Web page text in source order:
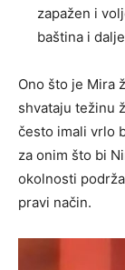
zapažen i
baština i
Ono što je Mira
shvataju težinu
često imali vrlo
za onim što bi
okolnosti
pravi način.